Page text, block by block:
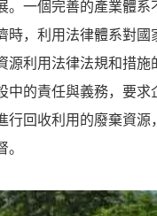
一個完善的產業體
，利用法律體系對
利用法律法規和措
中的責任與義務，要
回收利用的廢棄資